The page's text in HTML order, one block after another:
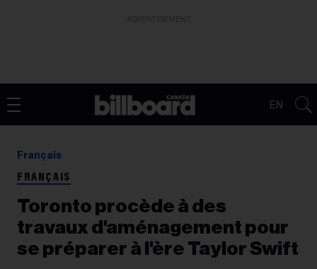
EN
Français
FRANÇAIS
Toronto procède à des
travaux d'aménagement pour
se préparer à l'ère Taylor Swift